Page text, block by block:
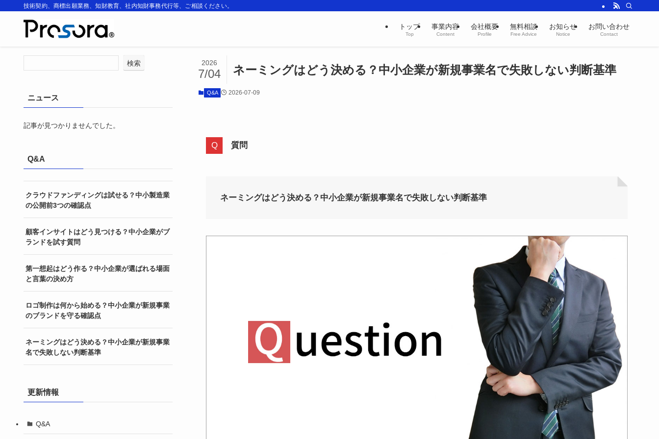
技術契約、商標出願業務、知財教育、社内知財事務代行等、ご相談ください。
トップ
Top
事業内容
Content
会社概要
Profile
無料相談
Free Advice
お知らせ
Notice
お問い合わせ
Contact
ホーム Q&A
ネーミングはどう決める？中小企業が新規事業名で失敗しない判断基準
2026
7/04
Q&A 2026-07-09
質問
ネーミングはどう決める？中小企業が新規事業名で失敗しない判断基準
検索
ニュース
記事が見つかりませんでした。
Q&A
クラウドファンディングは試せる？中小製造業
の公開前3つの確認点
顧客インサイトはどう見つける？中小企業がブ
ランドを試す質問
第一想起はどう作る？中小企業が選ばれる場面
と言葉の決め方
ロゴ制作は何から始める？中小企業が新規事業
のブランドを守る確認点
ネーミングはどう決める？中小企業が新規事業
名で失敗しない判断基準
更新情報
Q&A